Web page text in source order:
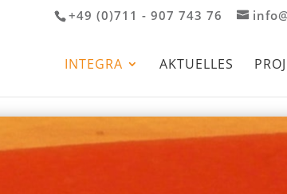
+49 (0)711 - 907 743 76
INTEGRA AKTUELLES